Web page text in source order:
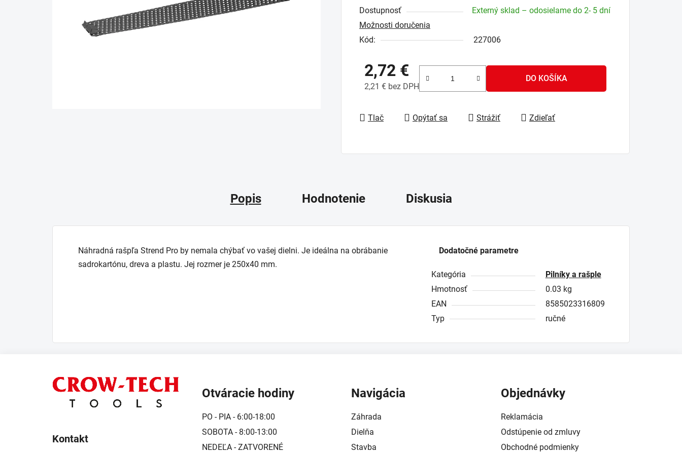
je
0,0
z
hviezdičiek.
Dostupnosť
Externý sklad – odosielame do 2- 5 dní
Možnosti doručenia
Kód:
227006
2,72 €
2,21 € bez DPH
DO KOŠÍKA
Tlač Opýtať sa Strážiť Zdieľať
Popis Hodnotenie Diskusia
Náhradná rašpľa Strend Pro by nemala chýbať vo vašej dielni. Je ideálna na obrábanie
sadrokartónu, dreva a plastu. Jej rozmer je 250x40 mm.
Dodatočné parametre
Kategória
Pilníky a rašple
Hmotnosť
0.03 kg
EAN
8585023316809
Typ
ručné
Kontakt
Otváracie hodiny
PO - PIA - 6:00-18:00
SOBOTA - 8:00-13:00
NEDEĽA - ZATVORENÉ
Navigácia
Záhrada
Dielňa
Stavba
Objednávky
Reklamácia
Odstúpenie od zmluvy
Obchodné podmienky